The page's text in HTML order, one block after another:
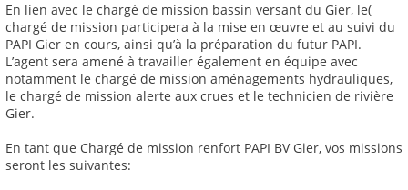
En lien avec le chargé de mission bassin versant du Gier, le(
chargé de mission participera à la mise en œuvre et au suivi du
PAPI Gier en cours, ainsi qu’à la préparation du futur PAPI.
L’agent sera amené à travailler également en équipe avec
notamment le chargé de mission aménagements hydrauliques,
le chargé de mission alerte aux crues et le technicien de rivière
Gier.
En tant que Chargé de mission renfort PAPI BV Gier, vos missions
seront les suivantes: